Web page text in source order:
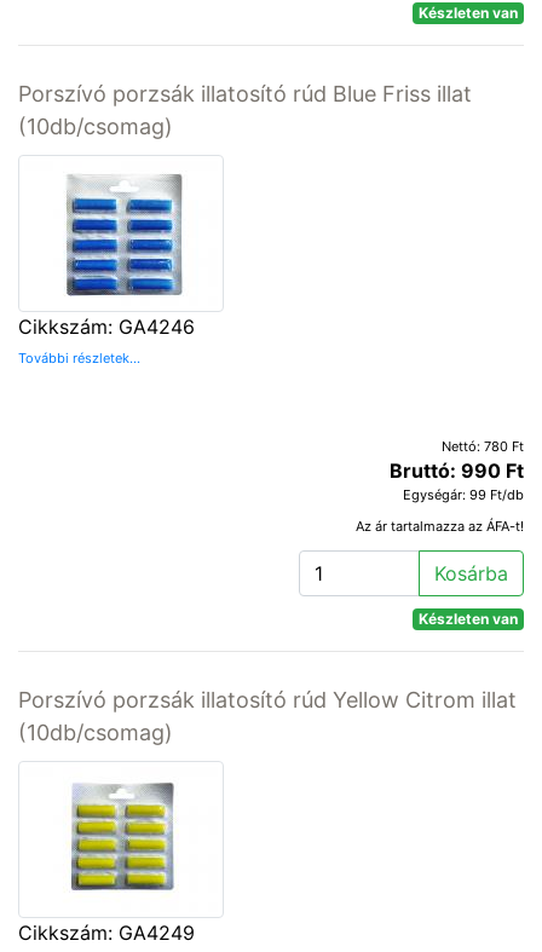
Készleten van
Porszívó porzsák illatosító rúd Blue Friss illat
(10db/csomag)
Cikkszám: GA4246
További részletek...
Nettó: 780 Ft
Bruttó: 990 Ft
Egységár: 99 Ft/db
Az ár tartalmazza az ÁFA-t!
Kosárba
Készleten van
Porszívó porzsák illatosító rúd Yellow Citrom illat
(10db/csomag)
Cikkszám: GA4249